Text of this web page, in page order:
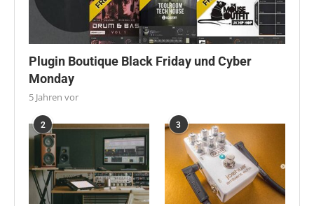
Plugin Boutique Black Friday und Cyber
Monday
5 Jahren vor
2 3